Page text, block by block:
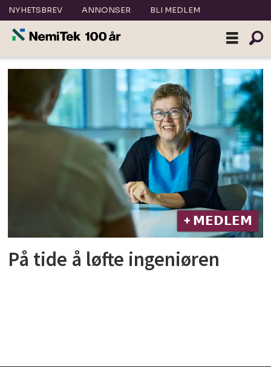
NYHETSBREV ANNONSER BLI MEDLEM
Tag:
ida
bryn
+ 𝗠𝗘𝗗𝗟𝗘𝗠
På tide å løfte ingeniøren